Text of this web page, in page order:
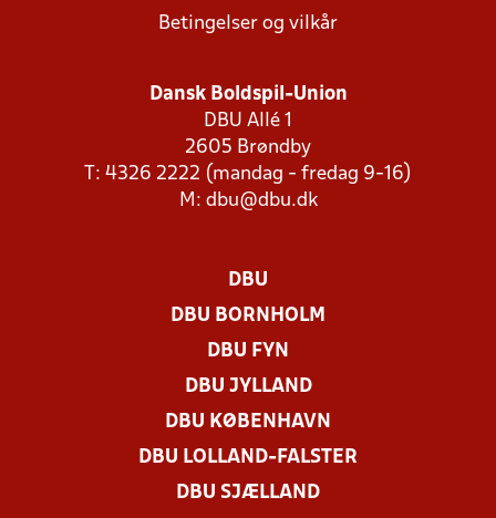
Betingelser og vilkår
Dansk Boldspil-Union
DBU Allé 1
2605 Brøndby
T: 4326 2222 (mandag - fredag 9-16)
M: dbu@dbu.dk
DBU
DBU BORNHOLM
DBU FYN
DBU JYLLAND
DBU KØBENHAVN
DBU LOLLAND-FALSTER
DBU SJÆLLAND